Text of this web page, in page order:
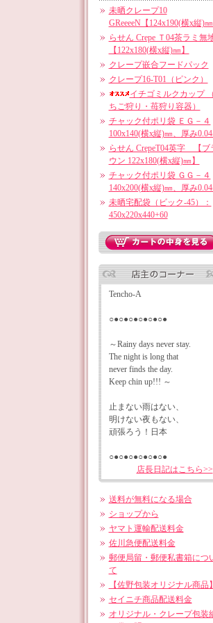
未晒クレープ10
GReeeeN【124x190(横x縦)㎜
らせん Crepe Ｔ04茶ラミ無
【122x180(横x縦)㎜】
クレープ嵌合フードパック
クレープ16-T01（ピンク）
イチゴミルクカップ
ちご狩り・苺狩り容器）
チャック付ポリ袋 ＥＧ－４
100x140(横x縦)㎜、厚み
らせん CrepeT04英字 【ブ
ウン 122x180(横x縦)㎜】
チャック付ポリ袋 ＧＧ－４
140x200(横x縦)㎜、厚み
未晒宅配袋（ビック-45）：
450x220x440+60
Tencho-A
○●○●○●○●○●○●
～Rainy days never stay.
The night is long that
never finds the day.
Keep chin up!!! ～
止まない雨はない、
明けない夜もない、
頑張ろう！日本
○●○●○●○●○●○●
店長日記はこちら>>
送料が無料になる場合
ショップから
ヤマト運輸配送料金
佐川急便配送料金
郵便局留・郵便私書箱につ
て
【佐野包装オリジナル商品】
セイニチ商品配送料金
オリジナル・クレープ包装